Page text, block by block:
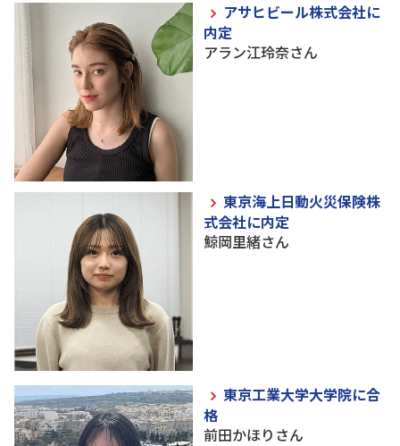
アサヒビール株式会社に
内定
アラン江玲奈さん
東京海上日動火災保険株
式会社に内定
鯨岡里緒さん
東京工業大学大学院に合
格
前田かほりさん